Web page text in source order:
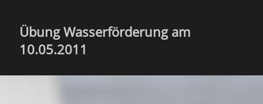
ig
e
F
Übung Wasserförderung am
10.05.2011